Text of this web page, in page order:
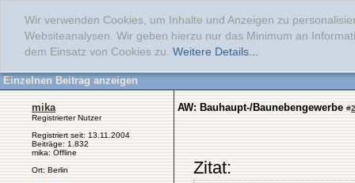
Wir verwenden Cookies, um Inhalte und Anzeigen zu
Websiteanalysen. Wir geben hierzu nur das Minimum an
dem Einsatz von Cookies zu. Weitere Details...
Einzelnen Beitrag anzeigen
mika
Registrierter Nutzer
Registriert seit: 13.11.2004
Beiträge: 1.832
mika: Offline
Ort: Berlin
AW: Bauhaupt-/Baunebengewerbe #2
Zitat: